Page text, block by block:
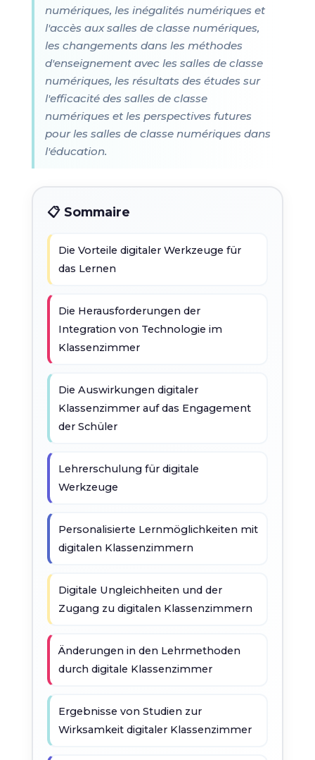
numériques, les inégalités numériques et
l'accès aux salles de classe numériques,
les changements dans les méthodes
d'enseignement avec les salles de classe
numériques, les résultats des études sur
l'efficacité des salles de classe
numériques et les perspectives futures
pour les salles de classe numériques dans
l'éducation.
📋 Sommaire
Die Vorteile digitaler Werkzeuge für
das Lernen
Die Herausforderungen der
Integration von Technologie im
Klassenzimmer
Die Auswirkungen digitaler
Klassenzimmer auf das Engagement
der Schüler
Lehrerschulung für digitale
Werkzeuge
Personalisierte Lernmöglichkeiten mit
digitalen Klassenzimmern
Digitale Ungleichheiten und der
Zugang zu digitalen Klassenzimmern
Änderungen in den Lehrmethoden
durch digitale Klassenzimmer
Ergebnisse von Studien zur
Wirksamkeit digitaler Klassenzimmer